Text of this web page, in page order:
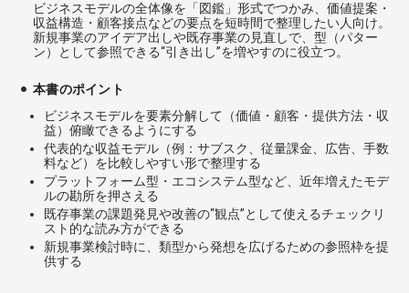
ビジネスモデルの全体像を「図鑑」形式でつかみ、価値提案・
収益構造・顧客接点などの要点を短時間で整理したい人向け。
新規事業のアイデア出しや既存事業の見直しで、型（パター
ン）として参照できる“引き出し”を増やすのに役立つ。
本書のポイント
ビジネスモデルを要素分解して（価値・顧客・提供方法・収
益）俯瞰できるようにする
代表的な収益モデル（例：サブスク、従量課金、広告、手数
料など）を比較しやすい形で整理する
プラットフォーム型・エコシステム型など、近年増えたモデ
ルの勘所を押さえる
既存事業の課題発見や改善の“観点”として使えるチェックリ
スト的な読み方ができる
新規事業検討時に、類型から発想を広げるための参照枠を提
供する